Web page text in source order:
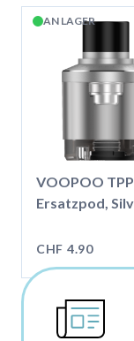
AN LAGER
VOOPOO
Ersatzpod,
CHF 4.90